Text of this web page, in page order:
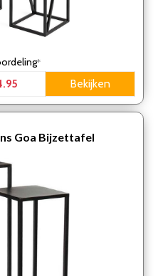
*
Bekijken
Goa Bijzettafel